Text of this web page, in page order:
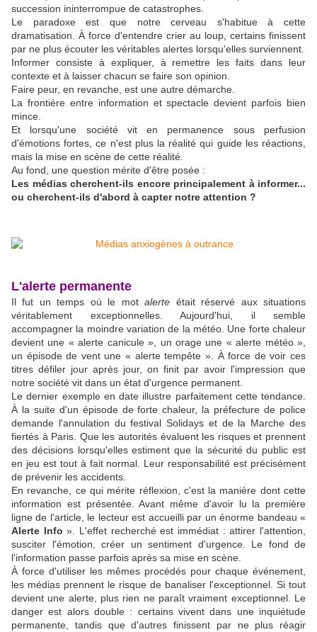
succession ininterrompue de catastrophes.
Le paradoxe est que notre cerveau s'habitue à cette
dramatisation. À force d'entendre crier au loup, certains finissent
par ne plus écouter les véritables alertes lorsqu'elles surviennent.
Informer consiste à expliquer, à remettre les faits dans leur
contexte et à laisser chacun se faire son opinion.
Faire peur, en revanche, est une autre démarche.
La frontière entre information et spectacle devient parfois bien
mince.
Et lorsqu'une société vit en permanence sous perfusion
d'émotions fortes, ce n'est plus la réalité qui guide les réactions,
mais la mise en scène de cette réalité.
Au fond, une question mérite d'être posée :
Les médias cherchent-ils encore principalement à informer...
ou cherchent-ils d'abord à capter notre attention ?
L'alerte permanente
Il fut un temps où le motalerte était réservé aux situations
véritablement exceptionnelles. Aujourd'hui, il semble
accompagner la moindre variation de la météo. Une forte chaleur
devient une « alerte canicule », un orage une « alerte météo »,
un épisode de vent une « alerte tempête ». À force de voir ces
titres défiler jour après jour, on finit par avoir l'impression que
notre société vit dans un état d'urgence permanent.
Le dernier exemple en date illustre parfaitement cette tendance.
À la suite d'un épisode de forte chaleur, la préfecture de police
demande l'annulation du festival Solidays et de la Marche des
fiertés à Paris. Que les autorités évaluent les risques et prennent
des décisions lorsqu'elles estiment que la sécurité du public est
en jeu est tout à fait normal. Leur responsabilité est précisément
de prévenir les accidents.
En revanche, ce qui mérite réflexion, c'est la manière dont cette
information est présentée. Avant même d'avoir lu la première
ligne de l'article, le lecteur est accueilli par un énorme bandeau «
Alerte Info ». L'effet recherché est immédiat : attirer l'attention,
susciter l'émotion, créer un sentiment d'urgence. Le fond de
l'information passe parfois après sa mise en scène.
À force d'utiliser les mêmes procédés pour chaque événement,
les médias prennent le risque de banaliser l'exceptionnel. Si tout
devient une alerte, plus rien ne paraît vraiment exceptionnel. Le
danger est alors double : certains vivent dans une inquiétude
permanente, tandis que d'autres finissent par ne plus réagir